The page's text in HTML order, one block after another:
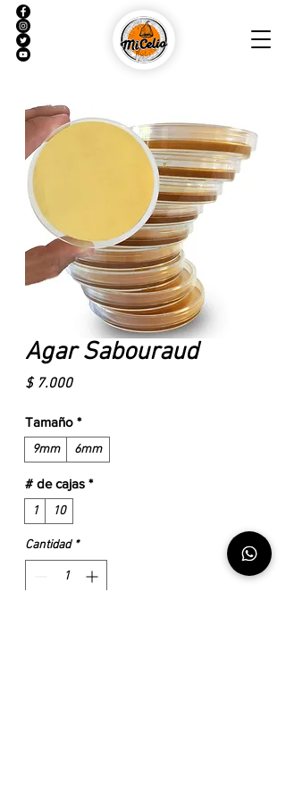
Agar Sabouraud
$ 7.000Precio
Tamaño *
9mm
6mm
# de cajas *
1
10
Cantidad *